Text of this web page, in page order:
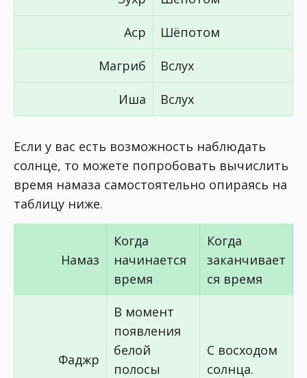
Аср Шёпотом
Магриб Вслух
Иша Вслух
Если у вас есть возможность наблюдать
солнце, то можете попробовать вычислить
время намаза самостоятельно опираясь на
таблицу ниже.
Намаз
Когда
начинается
время
Когда
заканчивает
ся время
Фаджр
В момент
появления
белой
полосы
С восходом
солнца.